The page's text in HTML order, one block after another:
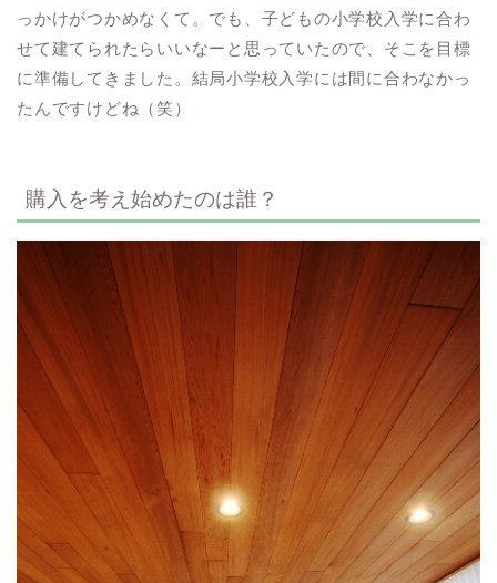
っかけがつかめなくて。でも、子どもの小学校入学に合わ
せて建てられたらいいなーと思っていたので、そこを目標
に準備してきました。結局小学校入学には間に合わなかっ
たんですけどね（笑）
購入を考え始めたのは誰？